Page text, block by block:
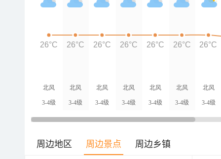
北风
3-4级
北风
3-4级
北风
3-4级
北风
3-4级
北风
3-4级
北风
3-4级
北风
3-4级
26°C 26°C 26°C 26°C 26°C 26°C 26°C
周边地区 周边景点 周边乡镇